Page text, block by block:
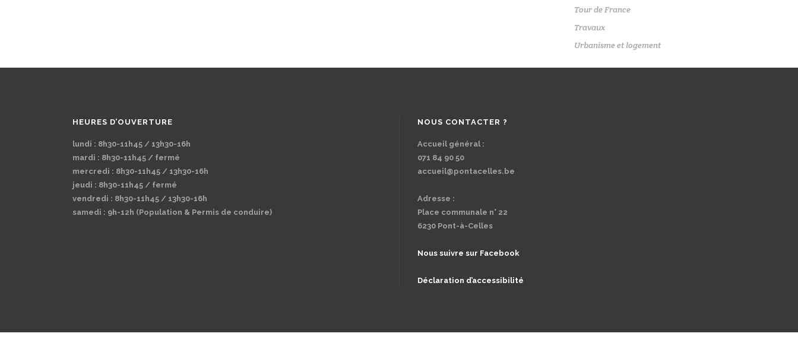
Tour de France
Travaux
Urbanisme et logement
HEURES D’OUVERTURE
lundi : 8h30-11h45 / 13h30-16h
mardi : 8h30-11h45 / fermé
mercredi : 8h30-11h45 / 13h30-16h
jeudi : 8h30-11h45 / fermé
vendredi : 8h30-11h45 / 13h30-16h
samedi : 9h-12h (Population & Permis de conduire)
NOUS CONTACTER ?
Accueil général :
071 84 90 50
accueil@pontacelles.be
Adresse :
Place communale n° 22
6230 Pont-à-Celles
Nous suivre sur Facebook
Déclaration d’accessibilité